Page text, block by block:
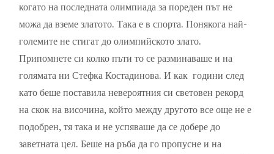
когато на последната олимпиада за пореден път не
можа да вземе златото. Така е в спорта. Понякога най-
големите не стигат до олимпийското злато.
Припомнете си колко пъти то се разминаваше и на
голямата ни Стефка Костадинова. И как години след
като беше поставила невероятния си световен рекорд
на скок на височина, който между другото все още не е
подобрен, тя така и не успяваше да се добере до
заветната цел. Беше на ръба да го пропусне и на